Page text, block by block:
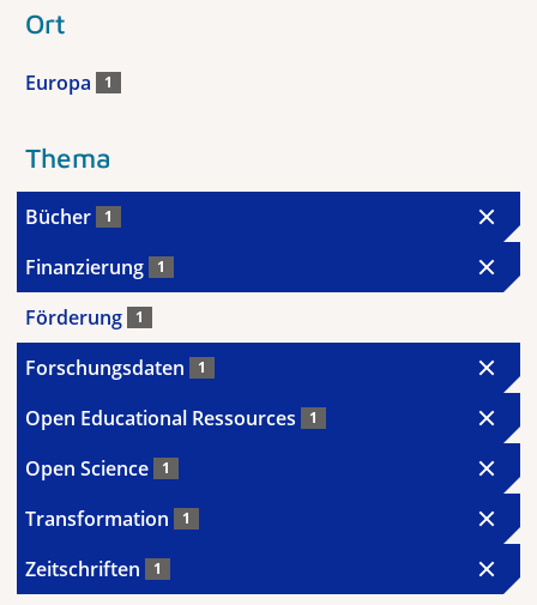
Ort
Europa 1
Thema
Bücher 1
Finanzierung 1
Förderung 1
Forschungsdaten 1
Open Educational Ressources 1
Open Science 1
Transformation 1
Zeitschriften 1